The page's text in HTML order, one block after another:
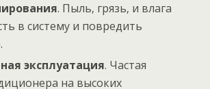
. Пыль‚ грязь‚ и влага
в систему и повредить
эксплуатация. Частая
на высоких